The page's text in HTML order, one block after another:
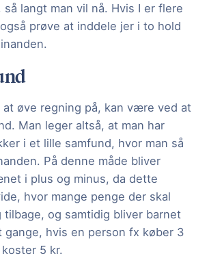
langt man vil nå. Hvis I er flere
prøve at inddele jer i to hold
at øve regning på, kan være ved at
Man leger altså, at man har
i et lille samfund, hvor man så
På denne måde bliver
i plus og minus, da dette
hvor mange penge der skal
tilbage, og samtidig bliver barnet
hvis en person fx køber 3
5 kr.